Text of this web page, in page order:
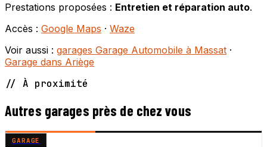
Prestations proposées : Entretien et réparation auto.
Accès : Google Maps · Waze
Voir aussi : garages Garage Automobile à Massat ·
Garage dans Ariège
// À proximité
Autres garages près de chez vous
GARAGE